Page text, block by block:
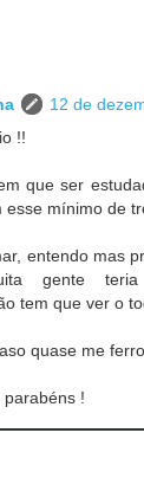
12 de
!!
que ser
esse mínimo de
entendo mas
gente
tem que ver o
quase me
parabéns !